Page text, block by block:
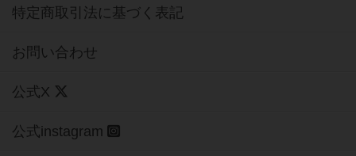
特定商取引法に基づく表記
お問い合わせ
公式X
公式instagram